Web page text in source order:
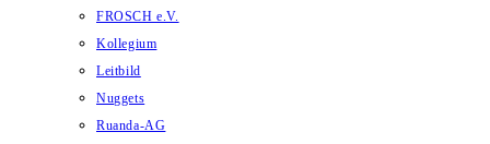
FROSCH e.V.
Kollegium
Leitbild
Nuggets
Ruanda-AG